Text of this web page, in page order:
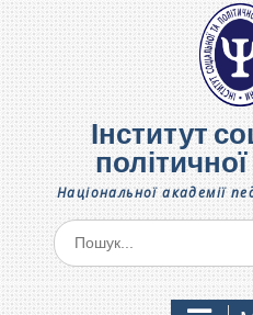
Інститут
політичної
Національної академії
Шукати: